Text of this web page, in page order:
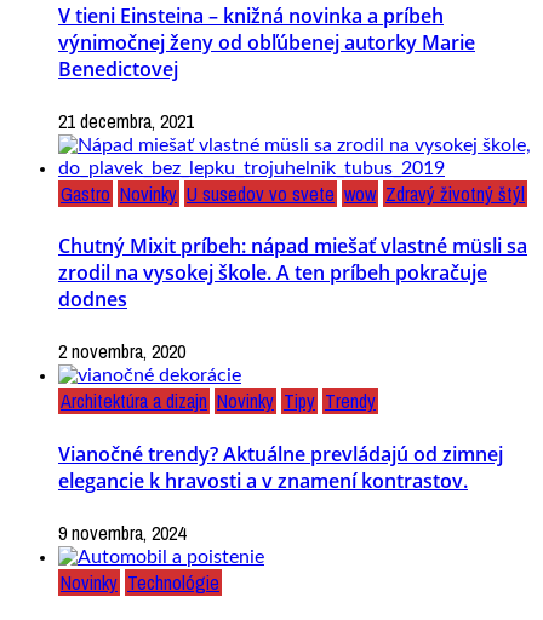
V tieni Einsteina – knižná novinka a príbeh
výnimočnej ženy od obľúbenej autorky Marie
Benedictovej
21 decembra, 2021
Gastro Novinky U susedov vo svete wow Zdravý životný štýl
Chutný Mixit príbeh: nápad miešať vlastné müsli sa
zrodil na vysokej škole. A ten príbeh pokračuje
dodnes
2 novembra, 2020
Architektúra a dizajn Novinky Tipy Trendy
Vianočné trendy? Aktuálne prevládajú od zimnej
elegancie k hravosti a v znamení kontrastov.
9 novembra, 2024
Novinky Technológie